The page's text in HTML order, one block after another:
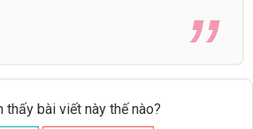
thấy bài viết này thế nào?